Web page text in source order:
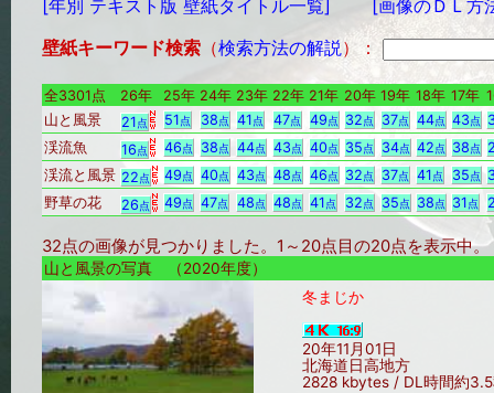
[年別 テキスト版 壁紙タイトル一覧]
[画像のＤＬ方
壁紙キーワード検索 （検索方法の解説）：
全3301点 26年 25年 24年 23年 22年 21年 20年 19年 18年 17年
山と風景
21点 51点 38点 41点 47点 49点 32点 37点 44点 43点
渓流魚
16点 46点 38点 44点 43点 40点 35点 34点 42点 38点
渓流と風景 22点 49点 40点 43点 48点 46点 32点 37点 41点 35点
野草の花
26点 49点 47点 48点 48点 41点 32点 35点 38点 31点
32点の画像が見つかりました。1～20点目の20点を表示
山と風景の写真 （2020年度）
冬まじか
20年11月01日
北海道日高地方
2828 kbytes / DL時間約